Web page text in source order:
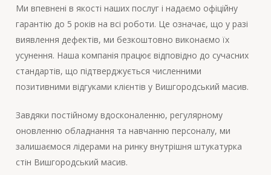
Ми впевнені в якості наших послуг і надаємо офіційну
гарантію до 5 років на всі роботи. Це означає, що у разі
виявлення дефектів, ми безкоштовно виконаємо їх
усунення. Наша компанія працює відповідно до сучасних
стандартів, що підтверджується численними
позитивними відгуками клієнтів у Вишгородський масив.
Завдяки постійному вдосконаленню, регулярному
оновленню обладнання та навчанню персоналу, ми
залишаємося лідерами на ринку внутрішня штукатурка
стін Вишгородський масив.